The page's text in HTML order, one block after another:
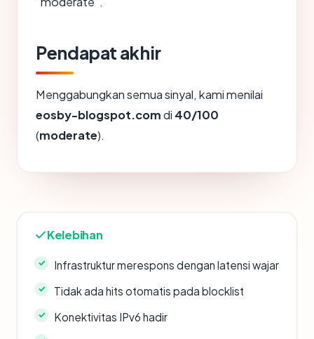
Pendapat akhir
Menggabungkan semua sinyal, kami menilai
eosby-blogspot.comdi 40/100
(moderate).
Kelebihan
Infrastruktur merespons dengan latensi wajar
Tidak ada hits otomatis pada blocklist
Konektivitas IPv6 hadir